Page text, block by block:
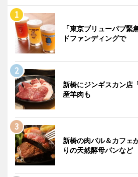
「東京ブリューパブ
ドファンディングで
新橋にジンギスカン
産羊肉も
新橋の肉バル＆カフ
りの天然酵母パンなど